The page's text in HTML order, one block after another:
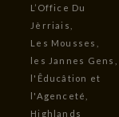
L’Office Du
Jèrriais,
Les Mousses,
les Jannes Gens,
l'Êducâtion et
l'Agenceté,
Highlands